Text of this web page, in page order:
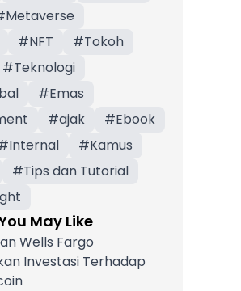
Metaverse
#NFT #Tokoh
#Teknologi
#Emas
#ajak #Ebook
Internal #Kamus
#Tips dan Tutorial
May Like
Wells Fargo
Investasi Terhadap